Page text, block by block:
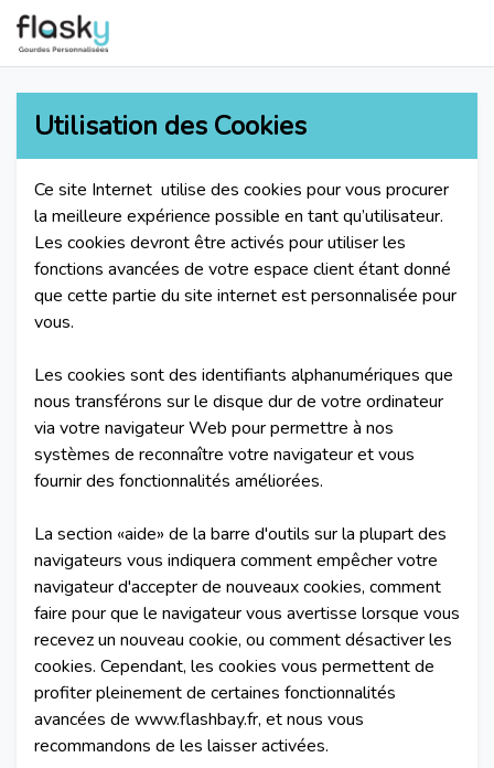
Utilisation des Cookies
Ce site Internet utilise des cookies pour vous procurer
la meilleure expérience possible en tant qu’utilisateur.
Les cookies devront être activés pour utiliser les
fonctions avancées de votre espace client étant donné
que cette partie du site internet est personnalisée pour
vous.
Les cookies sont des identifiants alphanumériques que
nous transférons sur le disque dur de votre ordinateur
via votre navigateur Web pour permettre à nos
systèmes de reconnaître votre navigateur et vous
fournir des fonctionnalités améliorées.
La section «aide» de la barre d'outils sur la plupart des
navigateurs vous indiquera comment empêcher votre
navigateur d'accepter de nouveaux cookies, comment
faire pour que le navigateur vous avertisse lorsque vous
recevez un nouveau cookie, ou comment désactiver les
cookies. Cependant, les cookies vous permettent de
profiter pleinement de certaines fonctionnalités
avancées de www.flashbay.fr, et nous vous
recommandons de les laisser activées.